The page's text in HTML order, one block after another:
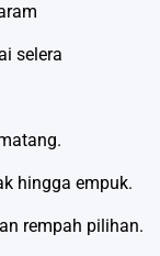
selera
hingga empuk.
rempah pilihan.